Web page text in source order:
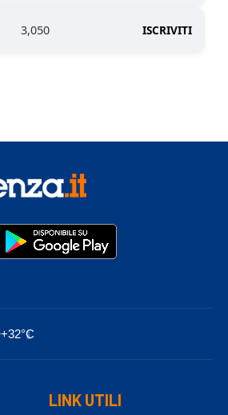
3,050 ISCRIVITI
+32°C
LINK UTILI